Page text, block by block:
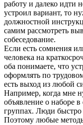
работу и далеко идти
устроил вариант, то
должностной
самим рассмотреть
собеседование.
Если есть сомнения
человека на
оба понимаете, что
оформлять по
есть выход из любой
Например, когда мне
объявление о наборе
группах. Люди
Поэтому любые